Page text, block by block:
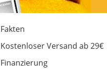
Fakten
Kostenloser Versand ab 29€
Finanzierung